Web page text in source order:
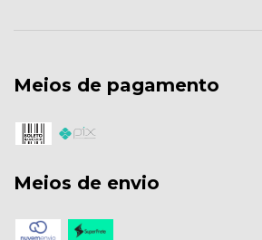
Meios de pagamento
Meios de envio